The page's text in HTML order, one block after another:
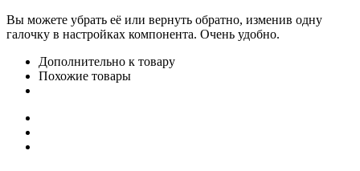
Вы можете убрать её или вернуть обратно, изменив одну
галочку в настройках компонента. Очень удобно.
Дополнительно к товару
Похожие товары